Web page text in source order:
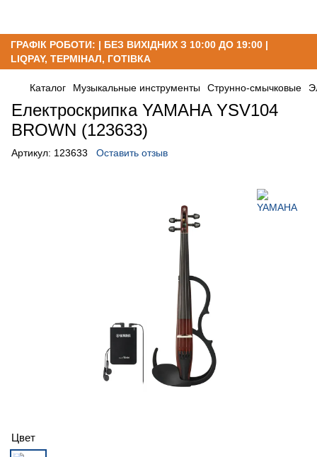
ГРАФІК РОБОТИ: | БЕЗ ВИХІДНИХ З 10:00 ДО 19:00 |
LIQPAY, ТЕРМІНАЛ, ГОТІВКА
Каталог Музыкальные инструменты Струнно-смычковые
Електроскрипка YAMAHA YSV104
BROWN (123633)
Артикул: 123633 Оставить отзыв
Цвет